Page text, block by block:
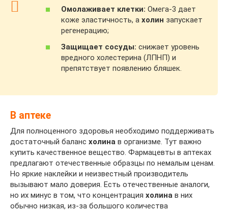
Омолаживает клетки: Омега-3 дает
коже эластичность, а холин запускает
регенерацию;
Защищает сосуды: снижает уровень
вредного холестерина (ЛПНП) и
препятствует появлению бляшек.
В аптеке
Для полноценного здоровья необходимо поддерживать
достаточный баланс холина в организме. Тут важно
купить качественное вещество. Фармацевты в аптеках
предлагают отечественные образцы по немалым ценам.
Но яркие наклейки и неизвестный производитель
вызывают мало доверия. Есть отечественные аналоги,
но их минус в том, что концентрация холина в них
обычно низкая, из-за большого количества